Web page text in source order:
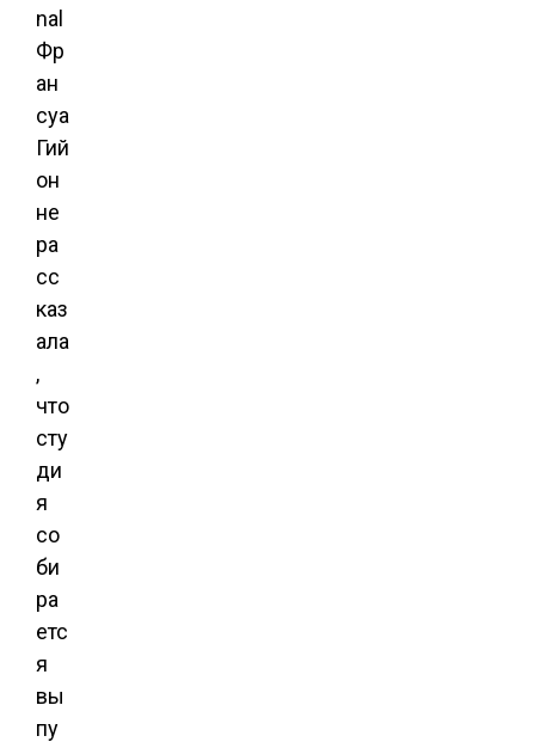
nal
Фр
ан
суа
Гий
он
не
ра
сс
каз
ала
,
что
сту
ди
я
со
би
ра
етс
я
вы
пу